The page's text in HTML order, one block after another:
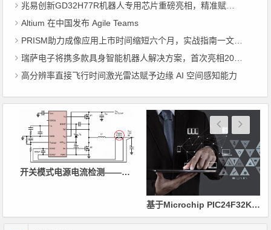
兆易创新GD32H77R机器人专用芯片重磅亮相，精准赋能伺服驱动与关节控制
Altium 在中国发布 Agile Teams
PRISM助力成像应用上市时间缩短六个月，实战指南一文解读
瑞萨电子将携多款具身智能机器人解决方案，首次亮相2026中国具身智能机器人产业大会
高分辨率直接飞行时间激光雷达赋予边缘 AI 空间感知能力
开关模式电源电流检测——第三部分：电流检测方法
基于Microchip PIC24F32KA302的无线温度传感器方案